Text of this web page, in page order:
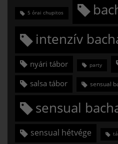
5 órai chupitos
intenzív
nyári tábor party
salsa tábor
sensual
sensual
sensual hétvége